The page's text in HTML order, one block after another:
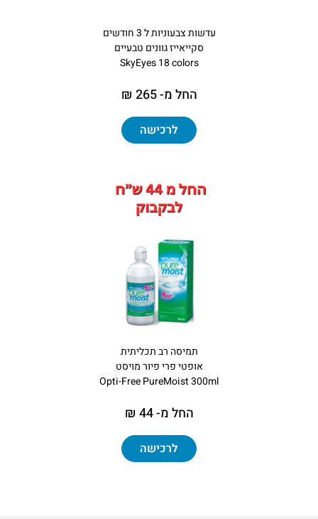
עדשות צבעוניות ל 3 חודשים
סקייאייז גוונים טבעיים
SkyEyes 18 colors
החל מ- 265 ₪
לרכישה
תמיסה רב תכליתית
אופטי פרי פיור מויסט
Opti-Free PureMoist 300ml
החל מ- 44 ₪
לרכישה